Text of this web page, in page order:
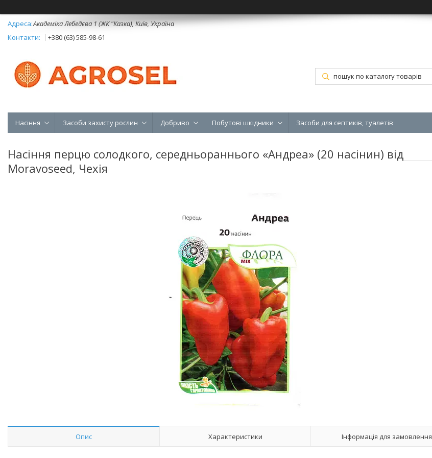
Академіка Лебедєва 1 (ЖК "Казка), Київ, Україна
+380 (63) 585-98-61
Насіння Засоби захисту рослин Добриво Побутові шкідники Засоби для септиків, туалетів
Насіння перцю солодкого, середньораннього «Андреа» (20 насінин) від
Moravoseed, Чехія
Опис Характеристики Інформація для замовлення